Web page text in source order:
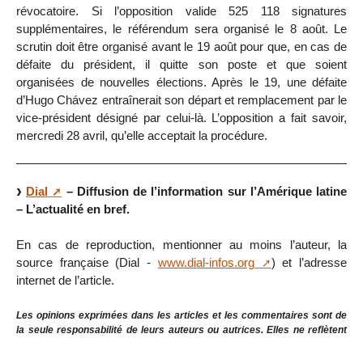
révocatoire. Si l’opposition valide 525 118 signatures
supplémentaires, le référendum sera organisé le 8 août. Le
scrutin doit être organisé avant le 19 août pour que, en cas de
défaite du président, il quitte son poste et que soient
organisées de nouvelles élections. Après le 19, une défaite
d’Hugo Chávez entraînerait son départ et remplacement par le
vice-président désigné par celui-là. L’opposition a fait savoir,
mercredi 28 avril, qu’elle acceptait la procédure.
Dial
– Diffusion de l’information sur l’Amérique latine
– L’actualité en bref.
En cas de reproduction, mentionner au moins l’auteur, la
source française (Dial - www.dial-infos.org
) et l’adresse
internet de l’article.
Les opinions exprimées dans les articles et les commentaires sont de
la seule responsabilité de leurs auteurs ou autrices. Elles ne reflètent